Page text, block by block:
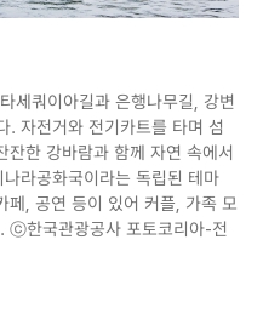
세쿼이아길과 은행나무길, 강변
. 자전거와 전기카트를 타며 섬
한 강바람과 함께 자연 속에서
라공화국이라는 독립된 테마
페, 공연 등이 있어 커플, 가족 모
ⓒ한국관광공사 포토코리아-전